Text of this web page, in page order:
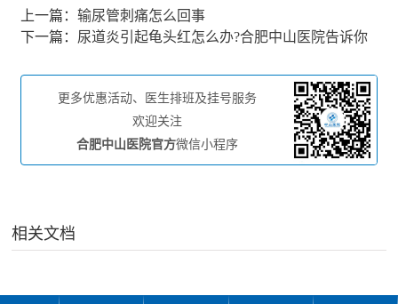
上一篇：输尿管刺痛怎么回事
下一篇： 尿道炎引起龟头红怎么办?合肥中山医院告诉你
更多优惠活动、医生排班及挂号服务
欢迎关注
合肥中山医院官方微信小程序
相关文档